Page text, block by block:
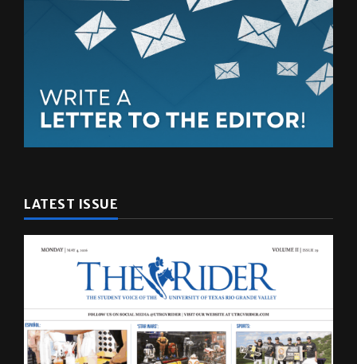
LATEST ISSUE